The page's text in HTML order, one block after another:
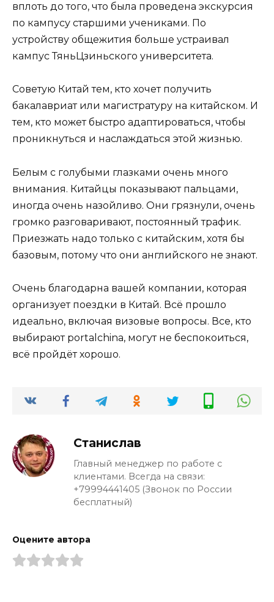
вплоть до того, что была проведена экскурсия
по кампусу старшими учениками. По
устройству общежития больше устраивал
кампус ТяньЦзиньского университета.
Советую Китай тем, кто хочет получить
бакалавриат или магистратуру на китайском. И
тем, кто может быстро адаптироваться, чтобы
проникнуться и наслаждаться этой жизнью.
Белым с голубыми глазками очень много
внимания. Китайцы показывают пальцами,
иногда очень назойливо. Они грязнули, очень
громко разговаривают, постоянный трафик.
Приезжать надо только с китайским, хотя бы
базовым, потому что они английского не знают.
Очень благодарна вашей компании, которая
организует поездки в Китай. Всё прошло
идеально, включая визовые вопросы. Все, кто
выбирают portalchina, могут не беспокоиться,
всё пройдёт хорошо.
Станислав
Главный менеджер по работе с
клиентами. Всегда на связи:
+79994441405 (Звонок по России
бесплатный)
Оцените автора